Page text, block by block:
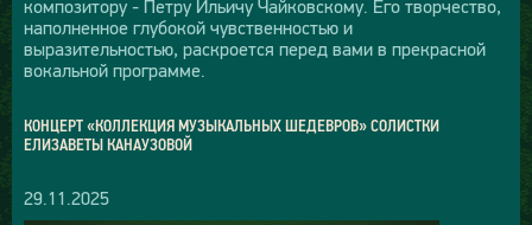
композитору - Петру Ильичу Чайковскому. Его творчество,
наполненное глубокой чувственностью и
выразительностью, раскроется перед вами в прекрасной
вокальной программе.
КОНЦЕРТ «КОЛЛЕКЦИЯ МУЗЫКАЛЬНЫХ ШЕДЕВРОВ» СОЛИСТКИ
ЕЛИЗАВЕТЫ КАНАУЗОВОЙ
29.11.2025